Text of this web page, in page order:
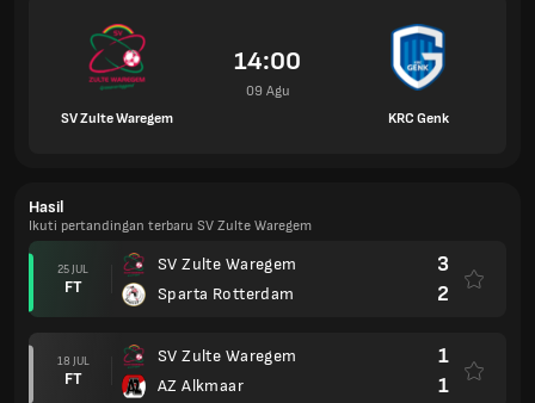
SV Zulte Waregem
14:00
09 Agu
KRC Genk
Hasil
Ikuti pertandingan terbaru SV Zulte Waregem
25 JUL
FT
SV Zulte Waregem
Sparta Rotterdam
3
2
18 JUL
FT
SV Zulte Waregem
AZ Alkmaar
1
1